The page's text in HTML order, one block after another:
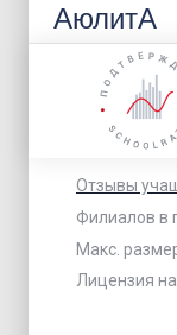
АюлитА
Отзывы
Филиалов в
Макс.
Лицензия